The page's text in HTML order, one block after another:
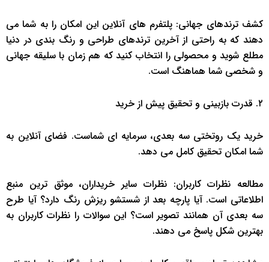
کشف ترندهای جهانی: پلتفرم های آنلاین این امکان را به شما می
دهند که به راحتی از آخرین ترندهای طراحی و رنگ بندی در دنیا
مطلع شوید و محصولی را انتخاب کنید که هم زمان با سلیقه جهانی
و شخصی شما هماهنگ است.
۲. قدرت بازبینی و تحقیق پیش از خرید
خرید یک روتختی سه بعدی، سرمایه ای شماست. فضای آنلاین به
شما امکان تحقیق کامل می دهد.
مطالعه نظرات کاربران: نظرات سایر خریداران، موثق ترین منبع
اطلاعاتی است. آیا پارچه بعد از شستشو ریزش رنگ دارد؟ آیا طرح
سه بعدی آن همانند تصویر است؟ این سوالات را نظرات کاربران به
بهترین شکل پاسخ می دهند.